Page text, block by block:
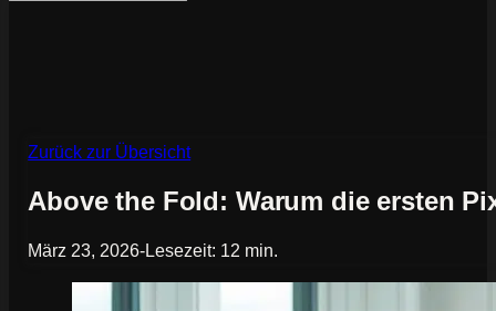
Zurück zur Übersicht
Above the Fold: Warum die ersten
März 23, 2026-Lesezeit: 12 min.